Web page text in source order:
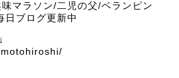
マラソン/二児の父/ベランピン
日ブログ更新中